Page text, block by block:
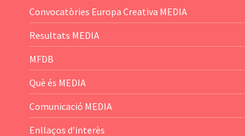
Convocatòries Europa Creativa MEDIA
— Content Cluster
— Business Cluster
— Audience Cluster
— Altres
Resultats MEDIA
MFDB
Què és MEDIA
— El subprograma MEDIA
— Agència Executiva
Comunicació MEDIA
— Estrenes a Catalunya
Enllaços d’interès